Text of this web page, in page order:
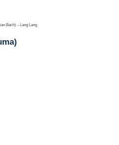
Bach) – Lang Lang